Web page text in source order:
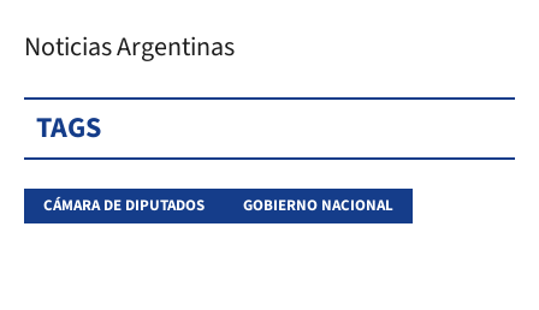
Noticias Argentinas
TAGS
CÁMARA DE DIPUTADOS GOBIERNO NACIONAL